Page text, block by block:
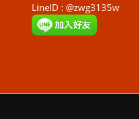
LineID : @zwg3135w